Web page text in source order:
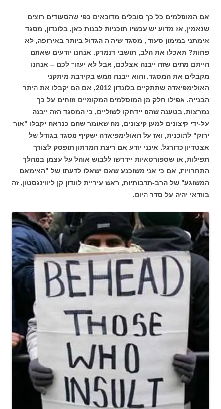
אם המוסלמים כל כך סובלים מדוכאים כפי שהסעודים רוצים
שנאמין, אז מדוע יש עכשיו תוכניות לבנות כאן, בלונדון, מסגד
אימתני במימון סעודי, מסגד שיהיה הגדול ביותר באירופה, לא
פחות? תאכלו את הלב, תושבי דנמרק. אנחנו יודעים שאתם
הייתם מתים שזה ייבנה אצלכם, אבל לא יעזור לכם – אנחנו
מקבלים את המסגד. והוא ייבנה ממש בקירבת מיתקני
האולימפיאדה שתתקיים בלונדון 2012, אם הם יקבלו את היתר
הבנייה. אפילו חלק מן המוסלמים המקומיים מוחים על כך
נמרצות, בטענה שהם יידחקו לשוליים, כי המסגד הזה ייבנה
על-ידי קיצונים למען קיצונים, מה שאומר שהם כנראה יקבלו "אור
ירוק" לתוכנית, ואז על האולימפיאדה ישקיף מסגד בגודל של
אצטדיון כדורגל. אינני יודע אם ריצת המרתון תופסק לצורך
תפילות, או שספורטאיות יידרשו ללבוש אוהל על עצמן במהלך
התחרויות, אם כי אני משוכנע שאם ישאלו לדעתו של "האימאם
המשוגע" של הרב-תרבותיות, ראש עיריית לונדון קן ליווינגסטון, זה
בוודאי יהיה על סדר היום.